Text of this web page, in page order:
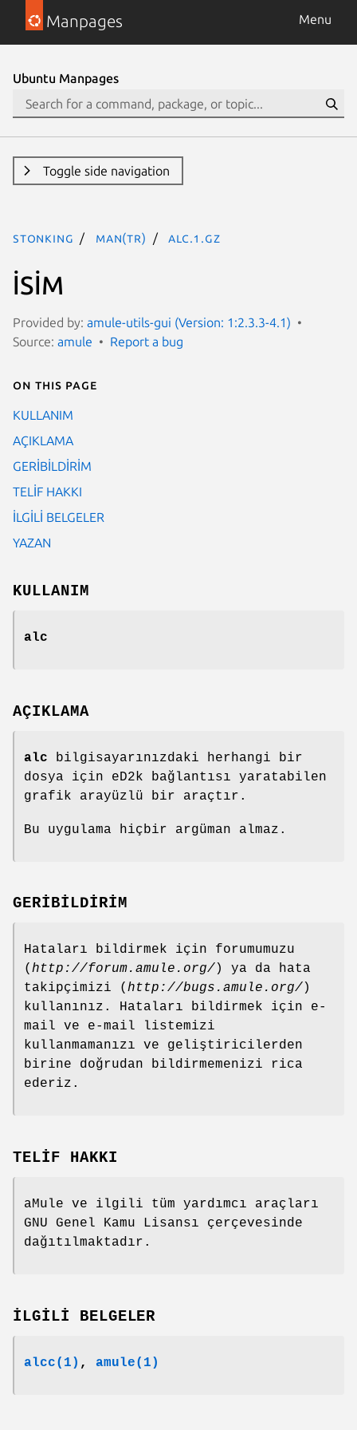
Manpages Menu
Ubuntu Manpages
Toggle side navigation
stonking man(tr) alc.1.gz
İSİM
Provided by: amule-utils-gui (Version: 1:2.3.3-4.1)
Source: amule Report a bug
On this page
KULLANIM
AÇIKLAMA
GERİBİLDİRİM
TELİF HAKKI
İLGİLİ BELGELER
YAZAN
KULLANIM
alc
AÇIKLAMA
alc bilgisayarınızdaki herhangi bir
dosya için eD2k bağlantısı yaratabilen
grafik arayüzlü bir araçtır.
Bu uygulama hiçbir argüman almaz.
GERİBİLDİRİM
Hataları bildirmek için forumumuzu
( http://forum.amule.org/ ) ya da hata
takipçimizi ( http://bugs.amule.org/ )
kullanınız. Hataları bildirmek için e-
mail ve e-mail listemizi
kullanmamanızı ve geliştiricilerden
birine doğrudan bildirmemenizi rica
ederiz.
TELİF HAKKI
aMule ve ilgili tüm yardımcı araçları
GNU Genel Kamu Lisansı çerçevesinde
dağıtılmaktadır.
İLGİLİ BELGELER
alcc(1) , amule(1)